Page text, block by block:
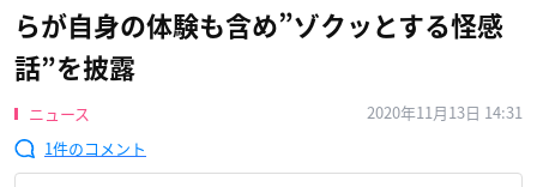
らが自身の体験も含め”ゾクッとする怪感
話”を披露
ニュース
2020年11月13日 14:31
1